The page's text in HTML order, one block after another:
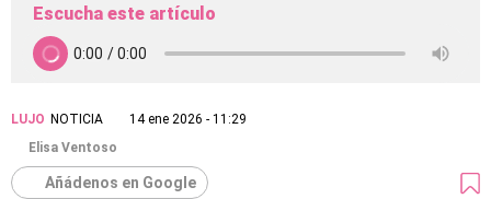
Escucha este artículo
LUJO NOTICIA
14 ene 2026 - 11:29
Elisa Ventoso
Añádenos en Google